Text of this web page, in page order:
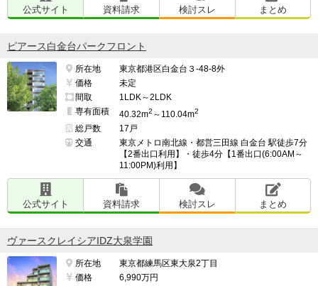
公式サイト 資料請求 検討スレ まとめ
ピアース白金台パークフロント
所在地
東京都港区白金台３-48-8外
価格
未定
間取
1LDK～2LDK
専有面積
40.32m2 ～110.04m2
総戸数
17戸
交通
東京メトロ南北線・都営三田線 白金台 駅徒歩7分
【2番出口利用】・徒歩4分【1番出口(6:00AM～
11:00PM)利用】
公式サイト 資料請求 検討スレ まとめ
ヴァースクレイシアIDZ大泉学園
所在地
東京都練馬区東大泉2丁目
価格
6,990万円